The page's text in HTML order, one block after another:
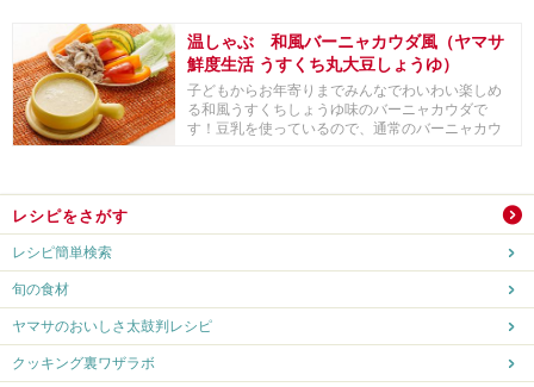
温しゃぶ 和風バーニャカウダ風（ヤマサ
鮮度生活 うすくち丸大豆しょうゆ）
子どもからお年寄りまでみんなでわいわい楽しめ
る和風うすくちしょうゆ味のバーニャカウダで
す！豆乳を使っているので、通常のバーニャカウ
レシピをさがす
レシピ簡単検索
旬の食材
ヤマサのおいしさ太鼓判レシピ
クッキング裏ワザラボ